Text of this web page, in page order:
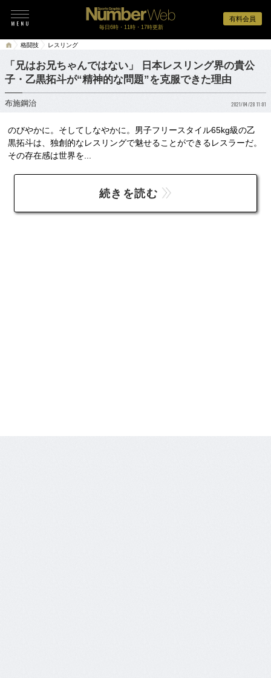
有料会員
毎日6時・11時・17時更新
格闘技 レスリング
「兄はお兄ちゃんではない」 日本レスリング界の貴公
子・乙黒拓斗が“精神的な問題”を克服できた理由
布施鋼治 2021/04/28 11:01
のびやかに。そしてしなやかに。男子フリースタイル65kg級の乙
黒拓斗は、独創的なレスリングで魅せることができるレスラーだ。
その存在感は世界を...
続きを読む